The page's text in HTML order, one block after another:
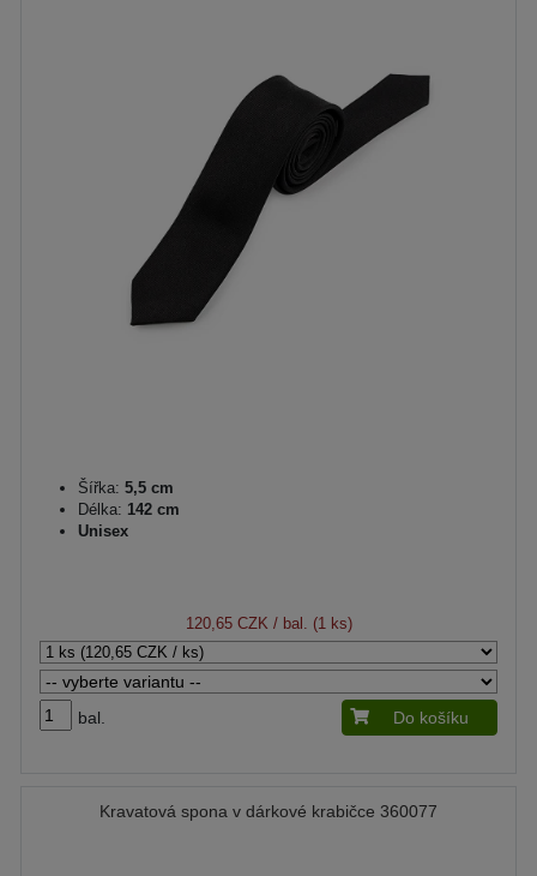
Šířka: 5,5 cm
Délka: 142 cm
Unisex
120,65 CZK / bal. (1 ks)
bal. Do košíku
Kravatová spona v dárkové krabičce 360077